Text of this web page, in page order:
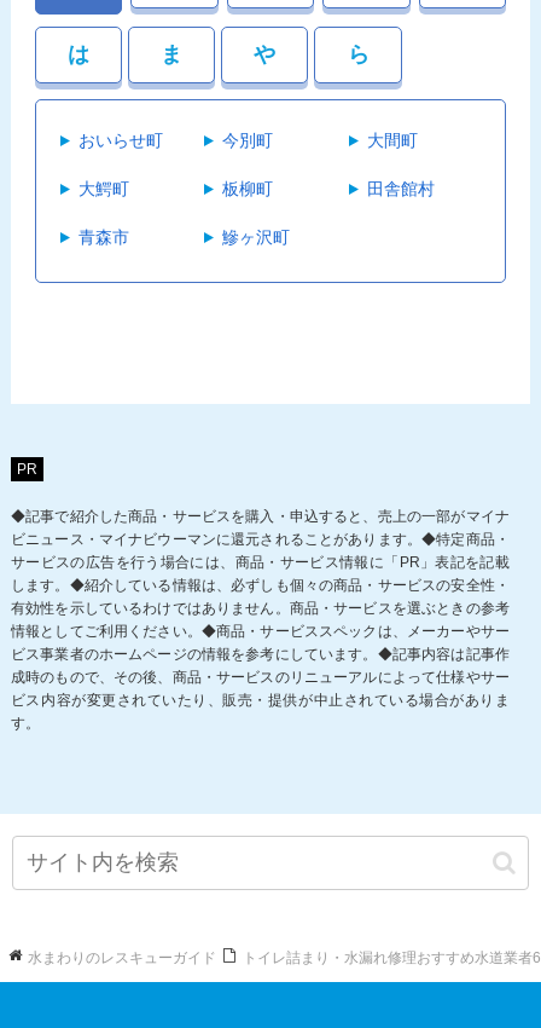
は ま や ら
おいらせ町 今別町 大間町
大鰐町 板柳町 田舎館村
青森市 鰺ヶ沢町
PR
◆記事で紹介した商品・サービスを購入・申込すると、売上の一部がマイナ
ビニュース・マイナビウーマンに還元されることがあります。◆特定商品・
サービスの広告を行う場合には、商品・サービス情報に「PR」表記を記載
します。◆紹介している情報は、必ずしも個々の商品・サービスの安全性・
有効性を示しているわけではありません。商品・サービスを選ぶときの参考
情報としてご利用ください。◆商品・サービススペックは、メーカーやサー
ビス事業者のホームページの情報を参考にしています。◆記事内容は記事作
成時のもので、その後、商品・サービスのリニューアルによって仕様やサー
ビス内容が変更されていたり、販売・提供が中止されている場合がありま
す。
水まわりのレスキューガイド トイレ詰まり・水漏れ修理おすすめ水道業